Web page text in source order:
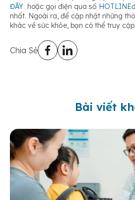
ĐÂY hoặc gọi điện qua số HOTLINE
nhất. Ngoài ra, để cập nhật những
khác về sức khỏe, bạn có thể truy cập
Chia Sẻ
Bài viết